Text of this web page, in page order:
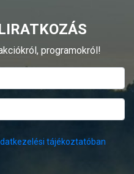
programokról!
tájékoztatóban